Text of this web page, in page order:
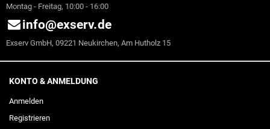
Montag - Freitag, 10:00 - 16:00
info@exserv.de
Exserv GmbH, 09221 Neukirchen, Am Hutholz 15
KONTO & ANMELDUNG
Anmelden
Registrieren